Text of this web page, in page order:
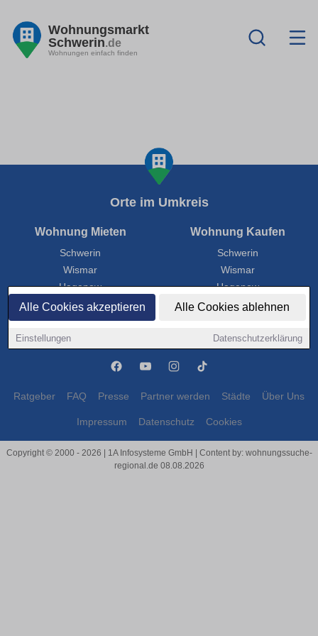
Alle Cookies akzeptieren Alle Cookies ablehnen
Einstellungen Datenschutzerklärung
Wohnungsmarkt
Schwerin.de
Wohnungen einfach finden
Orte im Umkreis
Wohnung Mieten
Schwerin
Wismar
Hagenow
Neustadt-Glewe
Wittenburg
Wohnung Kaufen
Schwerin
Wismar
Hagenow
Neustadt-Glewe
Ratgeber FAQ Presse Partner werden Städte Über Uns
Impressum Datenschutz Cookies
Copyright © 2000 - 2026 | 1A Infosysteme GmbH | Content by: wohnungssuche-
regional.de 08.08.2026